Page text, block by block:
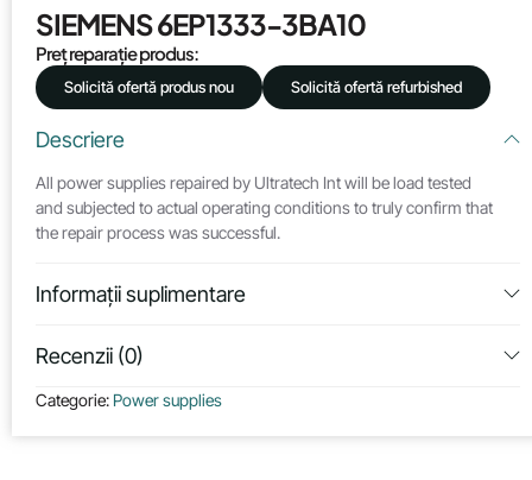
SIEMENS 6EP1333-3BA10
Preț reparație produs:
Solicită ofertă produs nou Solicită ofertă refurbished
Descriere
All power supplies repaired by Ultratech Int will be load tested
and subjected to actual operating conditions to truly confirm that
the repair process was successful.
Informații suplimentare
Recenzii (0)
Categorie: Power supplies